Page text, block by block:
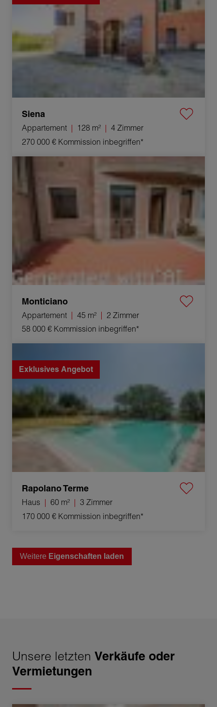
Siena
Appartement 128 m²
4 Zimmer
270 000 € Kommission inbegriffen*
Verkauf Appartement Monticiano 2 Zimmer 45 m²
Monticiano
Appartement 45 m²
2 Zimmer
58 000 € Kommission inbegriffen*
Exklusives Angebot
Rapolano Terme
Haus 60 m²
3 Zimmer
170 000 € Kommission inbegriffen*
Weitere Eigenschaften laden
Unsere letzten Verkäufe oder
Vermietungen